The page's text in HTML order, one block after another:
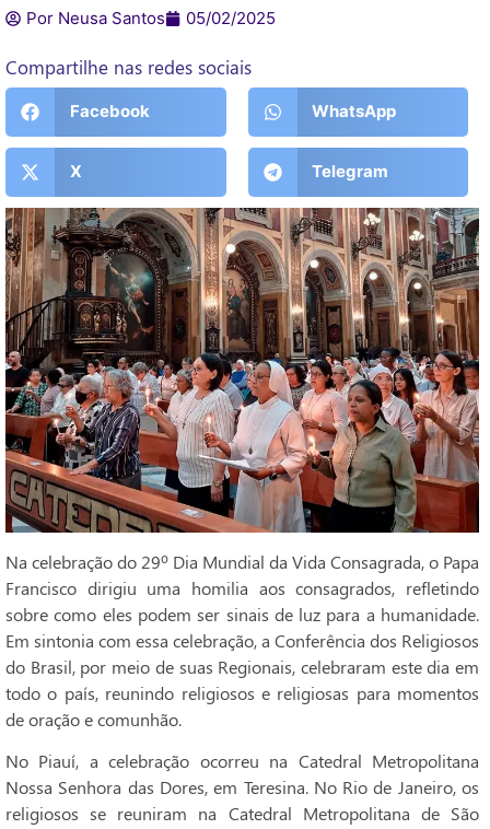
Por Neusa Santos 05/02/2025
Compartilhe nas redes sociais
Facebook WhatsApp
X Telegram
Na celebração do 29º Dia Mundial da Vida Consagrada, o Papa
Francisco dirigiu uma homilia aos consagrados, refletindo
sobre como eles podem ser sinais de luz para a humanidade.
Em sintonia com essa celebração, a Conferência dos Religiosos
do Brasil, por meio de suas Regionais, celebraram este dia em
todo o país, reunindo religiosos e religiosas para momentos
de oração e comunhão.
No Piauí, a celebração ocorreu na Catedral Metropolitana
Nossa Senhora das Dores, em Teresina. No Rio de Janeiro, os
religiosos se reuniram na Catedral Metropolitana de São